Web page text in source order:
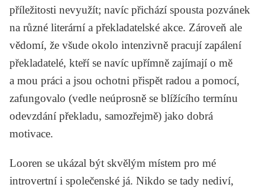
příležitosti nevyužít; navíc přichází spousta pozvánek
na různé literární a překladatelské akce. Zároveň ale
vědomí, že všude okolo intenzivně pracují zapálení
překladatelé, kteří se navíc upřímně zajímají o mě
a mou práci a jsou ochotni přispět radou a pomocí,
zafungovalo (vedle neúprosně se blížícího termínu
odevzdání překladu, samozřejmě) jako dobrá
motivace.
Looren se ukázal být skvělým místem pro mé
introvertní i společenské já. Nikdo se tady nediví,